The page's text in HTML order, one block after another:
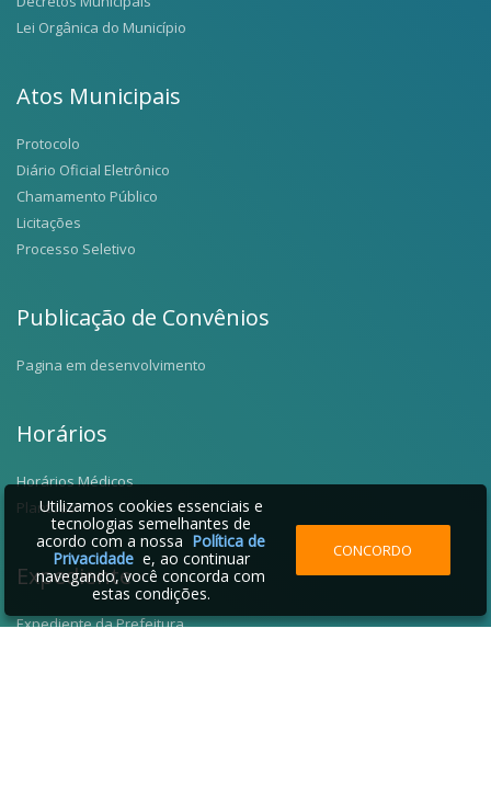
Lei Orgânica do Município
Atos Municipais
Protocolo
Diário Oficial Eletrônico
Chamamento Público
Licitações
Processo Seletivo
Publicação de Convênios
Pagina em desenvolvimento
Horários
Horários Médicos
Plantões
Expediente
Expediente da Prefeitura
Utilizamos cookies essenciais e
tecnologias semelhantes de
acordo com a nossa Política de
Privacidadee, ao continuar
navegando, você concorda com
estas condições.
CONCORDO